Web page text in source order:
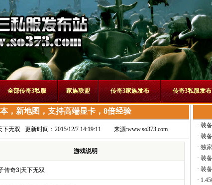
全部传奇3私服 家族联盟 传奇3家族发布 传奇3私服发布
，新地图，支持高端显卡，8倍经验
下无双 更新时间：2015/12/7 14:19:11 来源:www.so373.com
游戏说明
传奇3|天下无双
· 装
· 装
· 独
· 装
· 装
·